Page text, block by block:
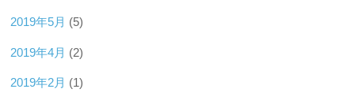
2019年5月 (5)
2019年4月 (2)
2019年2月 (1)